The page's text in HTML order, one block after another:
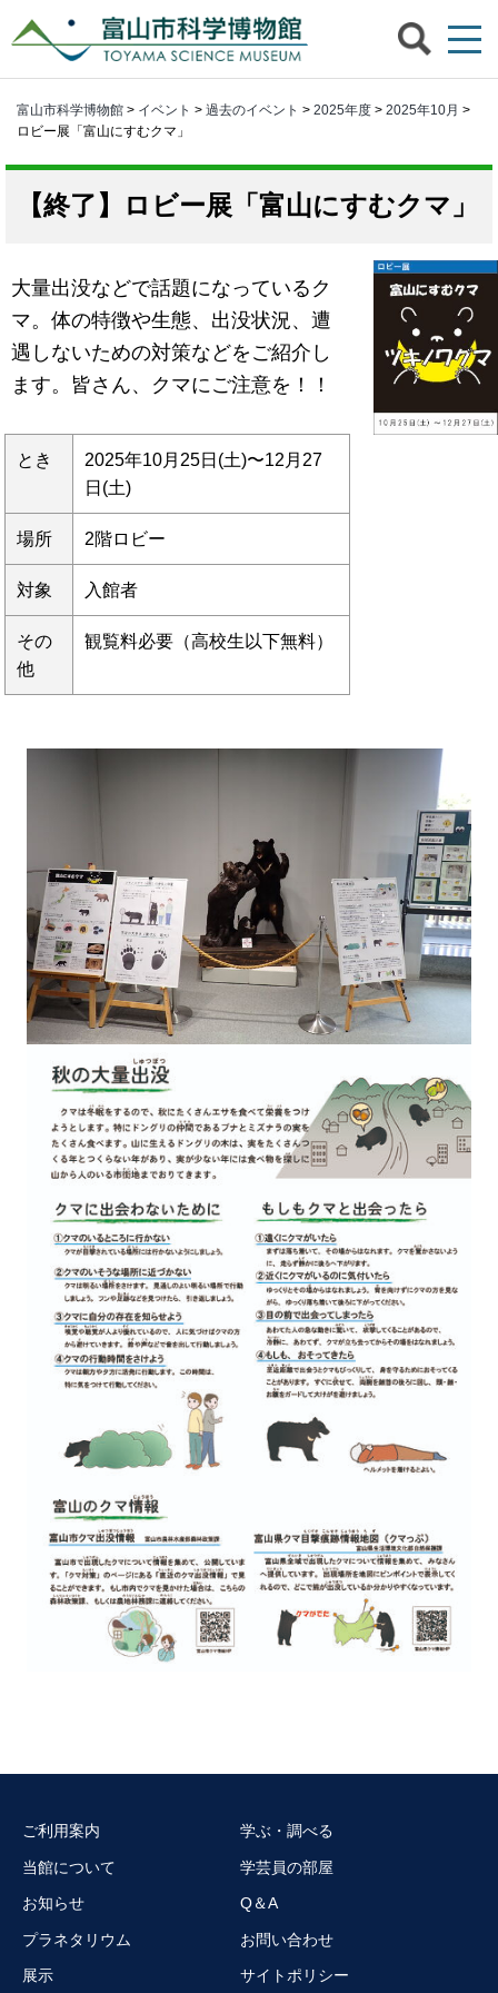
富山市科学博物館 > イベント > 過去のイベント > 2025年度 > 2025年10月 >
ロビー展「富山にすむクマ」
ロビー展「富山にすむクマ」
大量出没などで話題になっているク
マ。体の特徴や生態、出没状況、遭
遇しないための対策などをご紹介し
ます。皆さん、クマにご注意を！！
とき
2025年10月25日(土)〜12月27
日(土)
場所 2階ロビー
対象 入館者
その
他
観覧料必要（高校生以下無料）
ご利用案内
当館について
お知らせ
プラネタリウム
展示
学ぶ・調べる
学芸員の部屋
Q＆A
お問い合わせ
サイトポリシー